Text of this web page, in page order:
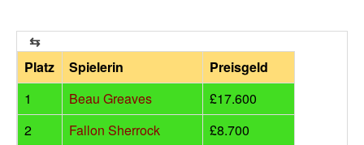
Platz Spielerin
Preisgeld
1
Beau Greaves
£17.600
2
Fallon Sherrock
£8.700